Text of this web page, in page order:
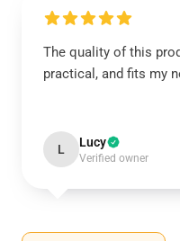
The quality of this
practical, and fits my
L Lucy
Verified owner